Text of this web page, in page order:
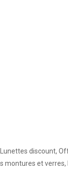
discount,
et